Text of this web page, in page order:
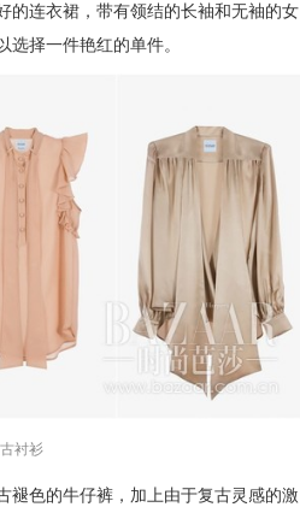
的连衣裙，带有领结的长袖和无袖的女
择一件艳红的单件。
衬衫
褪色的牛仔裤，加上由于复古灵感的激